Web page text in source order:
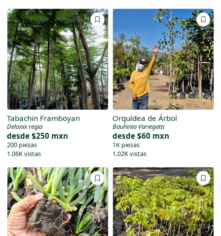
Tabachin Framboyan
Delonix regia
desde $250 mxn
200 piezas
1.06K vistas
Orquídea de Árbol
Bauhinia Variegata
desde $60 mxn
1K piezas
1.02K vistas